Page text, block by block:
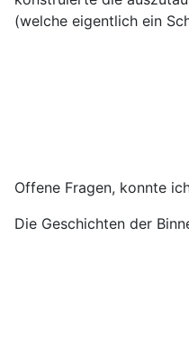
(welche eigentlich ein
Offene Fragen, konnte
Die Geschichten der